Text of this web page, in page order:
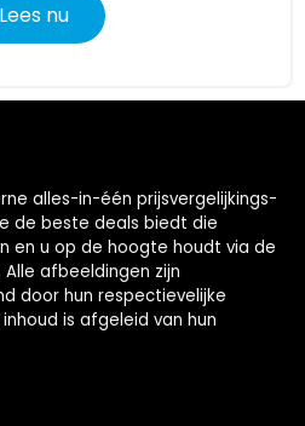
Lees nu
alles-in-één prijsvergelijkings-
de beste deals biedt die
en u op de hoogte houdt via de
afbeeldingen zijn
door hun respectievelijke
is afgeleid van hun